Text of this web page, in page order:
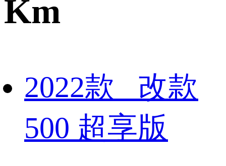
Km
2022款 改款
500 超享版